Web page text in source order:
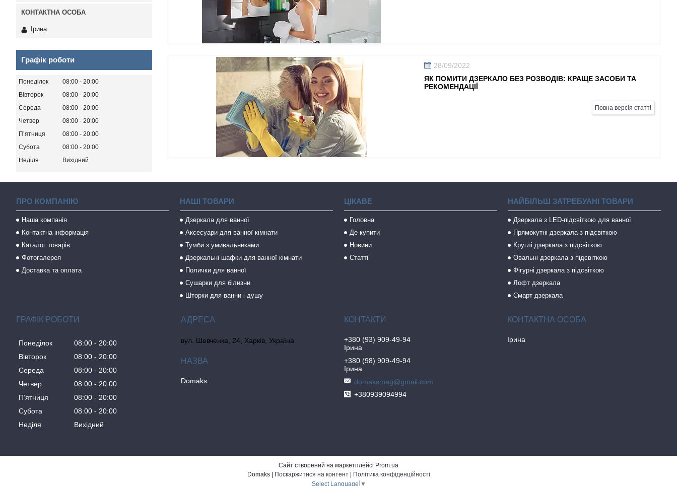
28/09/2022
ЯК ПОМИТИ ДЗЕРКАЛО БЕЗ РОЗВОДІВ: КРАЩЕ ЗАСОБИ ТА
РЕКОМЕНДАЦІЇ
Повна версія статті
Ірина
Графік роботи
Понеділок 08:00
20:00
Вівторок
08:00
20:00
Середа
08:00
20:00
Четвер
08:00
20:00
Пʼятниця
08:00
20:00
Субота
08:00
20:00
Неділя
Вихідний
ПРО КОМПАНІЮ
Наша компанія
Контактна інформація
Каталог товарів
Фотогалерея
Доставка та оплата
НАШІ ТОВАРИ
Дзеркала для ванної
Аксесуари для ванної кімнати
Тумби з умивальниками
Дзеркальні шафки для ванної кімнати
Полички для ванної
Сушарки для білизни
Шторки для ванни і душу
ЦІКАВЕ
Головна
Де купити
Новини
Статті
НАЙБІЛЬШ ЗАТРЕБУАНІ ТОВАРИ
Дзеркала з LED-підсвіткою для ванної
Прямокутні дзеркала з підсвіткою
Круглі дзеркала з підсвіткою
Овальні дзеркала з підсвіткою
Фігурні дзеркала з підсвіткою
Лофт дзеркала
Смарт дзеркала
ГРАФІК РОБОТИ
Понеділок 08:00
20:00
Вівторок
08:00
20:00
Середа
08:00
20:00
Четвер
08:00
20:00
Пʼятниця
08:00
20:00
Субота
08:00
20:00
Неділя
Вихідний
вул. Шевченка, 24, Харків, Україна
Domaks
+380 (93) 909-49-94
Ірина
+380 (98) 909-49-94
Ірина
domaksmag@gmail.com
+380939094994
Ірина
Сайт створений на маркетплейсі Prom.ua
Поскаржитися на контент
Політика конфіденційності
Select Language ▼